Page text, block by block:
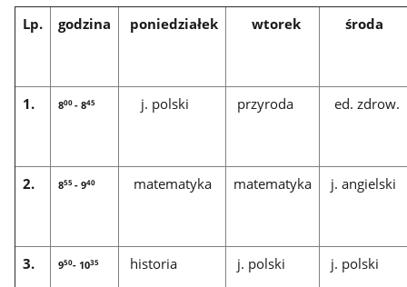
Lp. godzina poniedziałek wtorek środa
1. 800- 845 j. polski przyroda ed. zdrow.
2. 855- 940 matematyka matematyka j. angielski
3. 950- 1035 historia j. polski j. polski